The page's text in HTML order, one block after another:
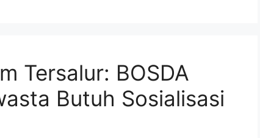
Tersalur: BOSDA
Butuh Sosialisasi